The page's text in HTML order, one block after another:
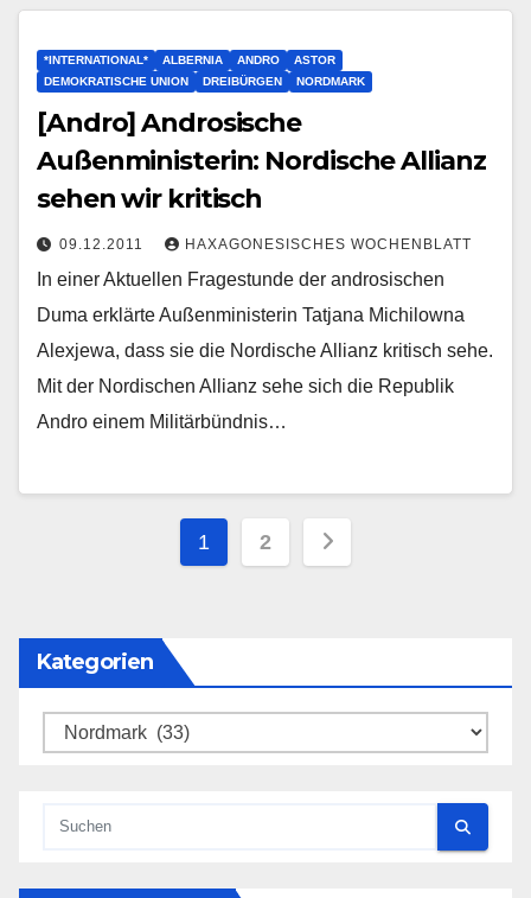
*INTERNATIONAL* ALBERNIA ANDRO
ASTOR
DEMOKRATISCHE UNION
DREIBÜRGEN NORDMARK
[Andro] Androsische
Außenministerin: Nordische Allianz
sehen wir kritisch
09.12.2011 HAXAGONESISCHES WOCHENBLATT
In einer Aktuellen Fragestunde der androsischen
Duma erklärte Außenministerin Tatjana Michilowna
Alexjewa, dass sie die Nordische Allianz kritisch sehe.
Mit der Nordischen Allianz sehe sich die Republik
Andro einem Militärbündnis…
1 2
Kategorien
Kategorien